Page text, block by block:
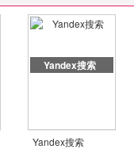
Yandex搜索
Yandex搜索